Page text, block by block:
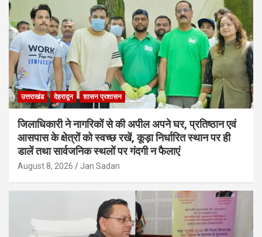
उत्तराखंड देहरादून शासन प्रशासन
जिलाधिकारी ने नागरिकों से की अपील अपने घर, प्रतिष्ठान एवं
आसपास के क्षेत्रों को स्वच्छ रखें, कूड़ा निर्धारित स्थान पर ही
डालें तथा सार्वजनिक स्थलों पर गंदगी न फैलाएं
August 8, 2026 Jan Sadan